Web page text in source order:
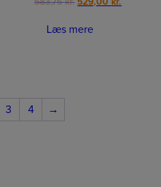
583,75 kr..
Læs mere
3 4 →